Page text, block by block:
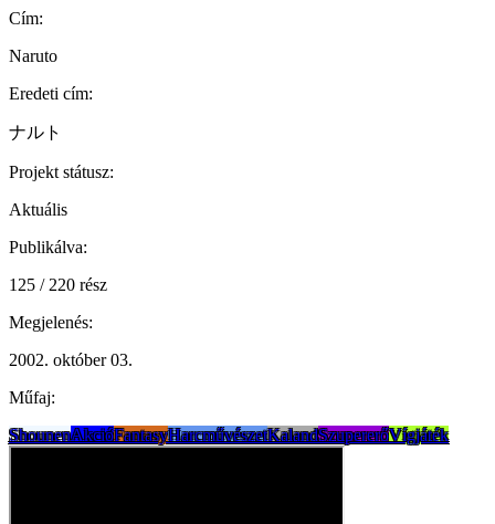
Cím:
Naruto
Eredeti cím:
ナルト
Projekt státusz:
Aktuális
Publikálva:
125 / 220 rész
Megjelenés:
2002. október 03.
Műfaj:
ShounenAkcióFantasyHarcművészetKalandSzupererőVígjáték